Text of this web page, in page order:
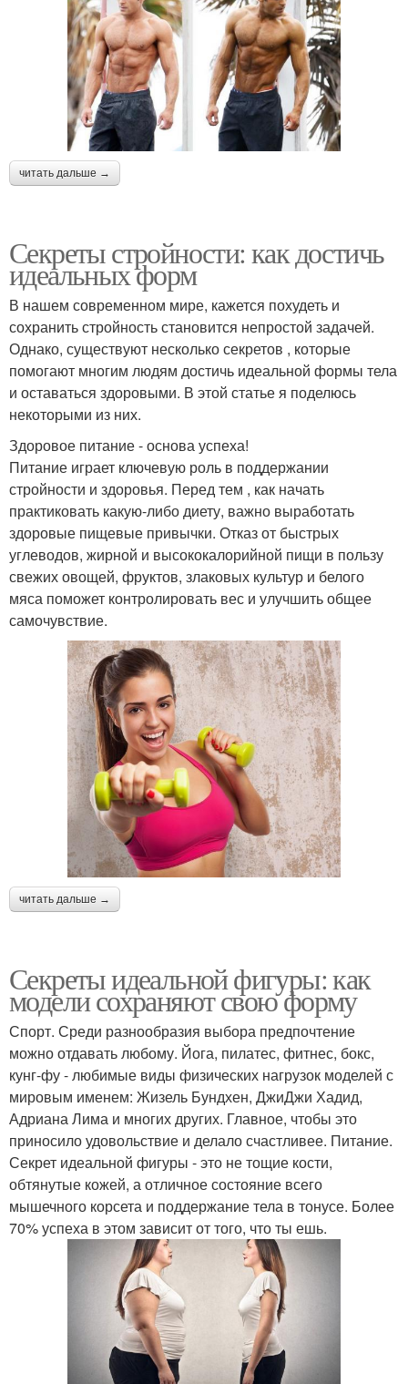
читать дальше →
Секреты стройности: как достичь
идеальных форм
В нашем современном мире, кажется похудеть и
сохранить стройность становится непростой задачей.
Однако, существуют несколько секретов , которые
помогают многим людям достичь идеальной формы тела
и оставаться здоровыми. В этой статье я поделюсь
некоторыми из них.
Здоровое питание - основа успеха!
Питание играет ключевую роль в поддержании
стройности и здоровья. Перед тем , как начать
практиковать какую-либо диету, важно выработать
здоровые пищевые привычки. Отказ от быстрых
углеводов, жирной и высококалорийной пищи в пользу
свежих овощей, фруктов, злаковых культур и белого
мяса поможет контролировать вес и улучшить общее
самочувствие.
читать дальше →
Секреты идеальной фигуры: как
модели сохраняют свою форму
Спорт. Среди разнообразия выбора предпочтение
можно отдавать любому. Йога, пилатес, фитнес, бокс,
кунг-фу - любимые виды физических нагрузок моделей с
мировым именем: Жизель Бундхен, ДжиДжи Хадид,
Адриана Лима и многих других. Главное, чтобы это
приносило удовольствие и делало счастливее. Питание.
Секрет идеальной фигуры - это не тощие кости,
обтянутые кожей, а отличное состояние всего
мышечного корсета и поддержание тела в тонусе. Более
70% успеха в этом зависит от того, что ты ешь.